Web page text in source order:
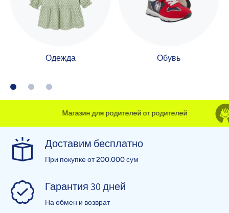
Одежда Обувь
Магазин для родителей от родителей
Доставим бесплатно
При покупке от 200.000 сум
Гарантия 30 дней
На обмен и возврат